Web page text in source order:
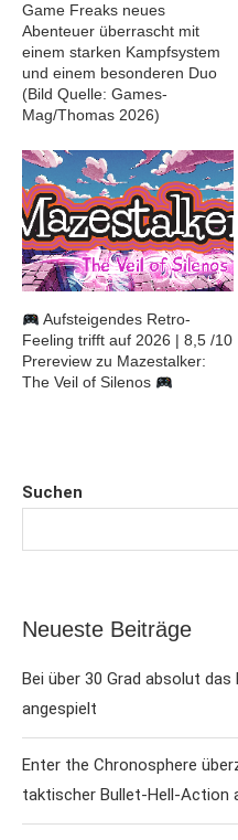
Suchen
Neueste Beiträge
Bei über 30 Grad absolut
angespielt
Enter the Chronosphere
taktischer Bullet-Hell-Action
Game Freaks neues
Abenteuer überrascht mit
einem starken Kampfsystem
und einem besonderen Duo
(Bild Quelle: Games-
Mag/Thomas 2026)
Aufsteigendes Retro-
Feeling trifft auf 2026 | 8,5 /10
Prereview zu Mazestalker:
The Veil of Silenos